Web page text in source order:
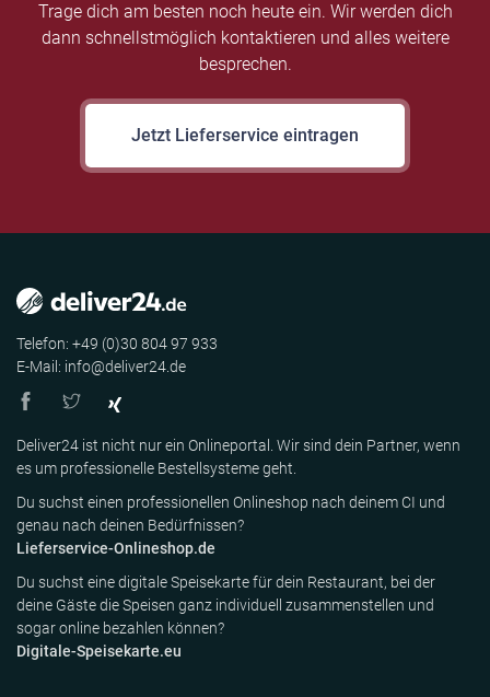
Trage dich am besten noch heute ein. Wir werden dich
dann schnellstmöglich kontaktieren und alles weitere
besprechen.
Jetzt Lieferservice eintragen
Telefon: +49 (0)30 804 97 933
E-Mail: info@deliver24.de
Deliver24 ist nicht nur ein Onlineportal. Wir sind dein Partner, wenn
es um professionelle Bestellsysteme geht.
Du suchst einen professionellen Onlineshop nach deinem CI und
genau nach deinen Bedürfnissen?
Lieferservice-Onlineshop.de
Du suchst eine digitale Speisekarte für dein Restaurant, bei der
deine Gäste die Speisen ganz individuell zusammenstellen und
sogar online bezahlen können?
Digitale-Speisekarte.eu